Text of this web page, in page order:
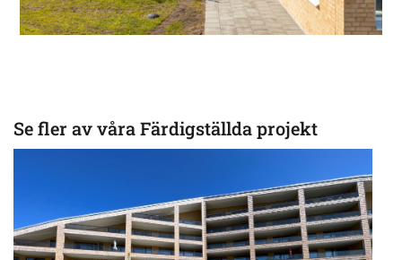
Se fler av våra Färdigställda projekt